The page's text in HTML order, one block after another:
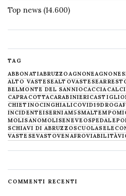
Top news (14.600)
TAG
ABBONATIABRUZZOAGNONE
ALTO VASTESEALTOVASTESE
BELMONTE DEL SANNIOCACCIA
CAPRACOTTACARABINIERI
CHIETINOCINGHIALICOVID19DROGA
INCIDENTEISERNIAM5SMALTEMPO
MOLISANOMOLISENEVE OSPEDALE
SCHIAVI DI ABRUZZOSCUOLA
VASTESEVASTOVENAFROVIABILITÀ
COMMENTI RECENTI